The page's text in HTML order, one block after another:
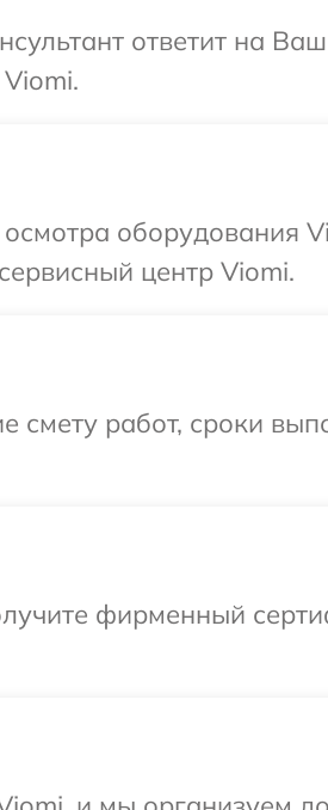
ответит на
оборудования
центр Viomi.
смету работ, сроки
фирменный